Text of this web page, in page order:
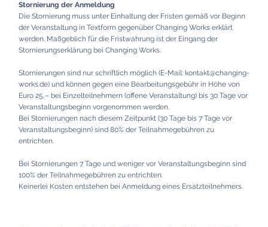
Stornierung der Anmeldung
Die Stornierung muss unter Einhaltung der Fristen gemäß vor Beginn
der Veranstaltung in Textform gegenüber Changing Works erklärt
werden. Maßgeblich für die Fristwahrung ist der Eingang der
Stornierungserklärung bei Changing Works.
Stornierungen sind nur schriftlich möglich (E-Mail: kontakt@changing-
works.de) und können gegen eine Bearbeitungsgebühr in Höhe von
Euro 25,– bei Einzelteilnehmern (offene Veranstaltung) bis 30 Tage vor
Veranstaltungsbeginn vorgenommen werden.
Bei Stornierungen nach diesem Zeitpunkt (30 Tage bis 7 Tage vor
Veranstaltungsbeginn) sind 80% der Teilnahmegebühren zu
entrichten.
Bei Stornierungen 7 Tage und weniger vor Veranstaltungsbeginn sind
100% der Teilnahmegebühren zu entrichten.
Keinerlei Kosten entstehen bei Anmeldung eines Ersatzteilnehmers.